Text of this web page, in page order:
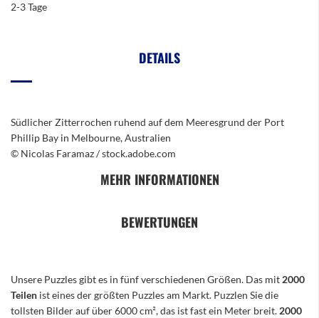
2-3 Tage
DETAILS
Südlicher Zitterrochen ruhend auf dem Meeresgrund der Port
Phillip Bay in Melbourne, Australien
© Nicolas Faramaz / stock.adobe.com
MEHR INFORMATIONEN
BEWERTUNGEN
Unsere Puzzles gibt es in fünf verschiedenen Größen. Das mit 2000
Teilen ist eines der größten Puzzles am Markt. Puzzlen Sie die
tollsten Bilder auf über 6000 cm², das ist fast ein Meter breit. 2000